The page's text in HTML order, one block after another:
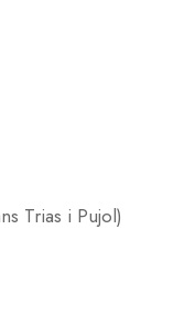
Trias i Pujol)